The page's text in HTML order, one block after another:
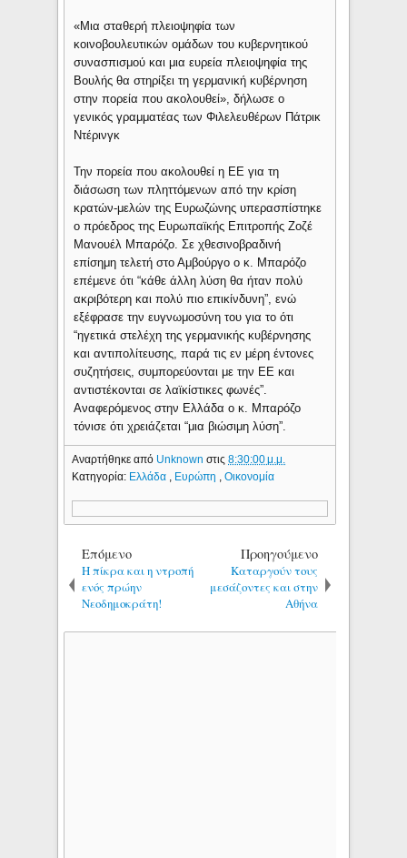
«Μια σταθερή πλειοψηφία των
κοινοβουλευτικών ομάδων του κυβερνητικού
συνασπισμού και μια ευρεία πλειοψηφία της
Βουλής θα στηρίξει τη γερμανική κυβέρνηση
στην πορεία που ακολουθεί», δήλωσε ο
γενικός γραμματέας των Φιλελευθέρων Πάτρικ
Ντέρινγκ
Την πορεία που ακολουθεί η ΕΕ για τη
διάσωση των πληττόμενων από την κρίση
κρατών-μελών της Ευρωζώνης υπερασπίστηκε
ο πρόεδρος της Ευρωπαϊκής Επιτροπής Ζοζέ
Μανουέλ Μπαρόζο. Σε χθεσινοβραδινή
επίσημη τελετή στο Αμβούργο ο κ. Μπαρόζο
επέμενε ότι “κάθε άλλη λύση θα ήταν πολύ
ακριβότερη και πολύ πιο επικίνδυνη”, ενώ
εξέφρασε την ευγνωμοσύνη του για το ότι
“ηγετικά στελέχη της γερμανικής κυβέρνησης
και αντιπολίτευσης, παρά τις εν μέρη έντονες
συζητήσεις, συμπορεύονται με την ΕΕ και
αντιστέκονται σε λαϊκίστικες φωνές”.
Αναφερόμενος στην Ελλάδα ο κ. Μπαρόζο
τόνισε ότι χρειάζεται “μια βιώσιμη λύση”.
Αναρτήθηκε από Unknownστις8:30:00 μ.μ.
Κατηγορία: Ελλάδα Ευρώπη ,Οικονομία
Επόμενο
Η πίκρα και η ντροπή
ενός πρώην
Νεοδημοκράτη!
Προηγούμενο
Καταργούν τους
μεσάζοντες και στην
Αθήνα